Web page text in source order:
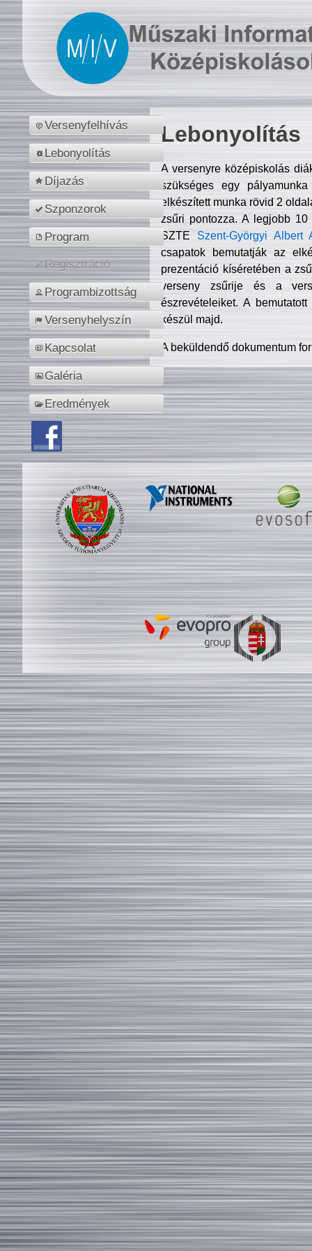
Versenyfelhívás
Lebonyolítás
Díjazás
Szponzorok
Program
Regisztráció
Programbizottság
Versenyhelyszín
Kapcsolat
Galéria
Eredmények
Lebonyolítás
A versenyre középiskolás
szükséges egy
elkészített munka rövid 2
zsűri pontozza. A legjobb
SZTE Szent-Györgyi Albert
csapatok bemutatják az
prezentáció kíséretében a
verseny zsűrije és a
észrevételeiket. A
készül majd.
A beküldendő dokumentum